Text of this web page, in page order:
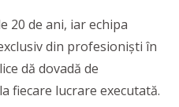
20 de ani, iar echipa
din profesioniști în
dă dovadă de
fiecare lucrare executată.